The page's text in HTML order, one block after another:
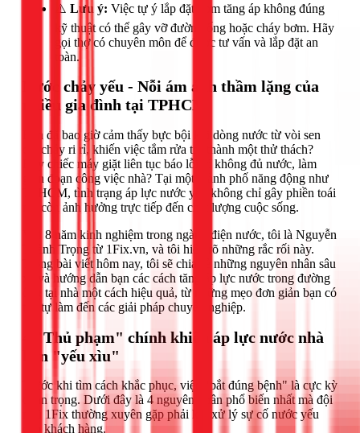
⚠️ Lưu ý: Việc tự ý lắp đặt bơm tăng áp không đúng
kỹ thuật có thể gây vỡ đường ống hoặc cháy bơm. Hãy
gọi thợ có chuyên môn để được tư vấn và lắp đặt an
toàn.
Nước chảy yếu - Nỗi ám ảnh thầm lặng của
nhiều gia đình tại TPHCM
Bạn đã bao giờ cảm thấy bực bội khi dòng nước từ vòi sen
chỉ chảy ri rỉ, khiến việc tắm rửa trở thành một thử thách?
Hay chiếc máy giặt liên tục báo lỗi vì không đủ nước, làm
gián đoạn công việc nhà? Tại một thành phố năng động như
TPHCM, tình trạng áp lực nước yếu không chỉ gây phiền toái
mà còn ảnh hưởng trực tiếp đến chất lượng cuộc sống.
Với 8 năm kinh nghiệm trong ngành điện nước, tôi là Nguyễn
Thành Trọng từ 1Fix.vn, và tôi hiểu rõ những rắc rối này.
Trong bài viết hôm nay, tôi sẽ chia sẻ những nguyên nhân sâu
xa và hướng dẫn bạn các cách tăng áp lực nước trong đường
ống tại nhà một cách hiệu quả, từ những mẹo đơn giản bạn có
thể tự làm đến các giải pháp chuyên nghiệp.
4 "Thủ phạm" chính khiến áp lực nước nhà
bạn "yếu xìu"
Trước khi tìm cách khắc phục, việc "bắt đúng bệnh" là cực kỳ
quan trọng. Dưới đây là 4 nguyên nhân phổ biến nhất mà đội
ngũ 1Fix thường xuyên gặp phải khi xử lý sự cố nước yếu
cho khách hàng.